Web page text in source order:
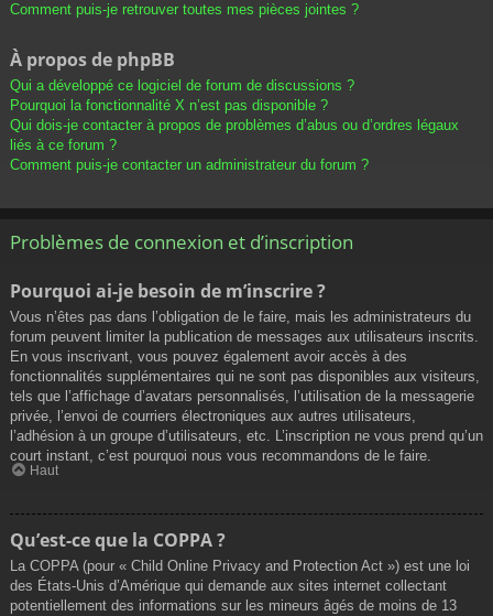
Comment puis-je retrouver toutes mes pièces jointes ?
À propos de phpBB
Qui a développé ce logiciel de forum de discussions ?
Pourquoi la fonctionnalité X n’est pas disponible ?
Qui dois-je contacter à propos de problèmes d’abus ou d’ordres légaux
liés à ce forum ?
Comment puis-je contacter un administrateur du forum ?
Problèmes de connexion et d’inscription
Pourquoi ai-je besoin de m’inscrire ?
Vous n’êtes pas dans l’obligation de le faire, mais les administrateurs du
forum peuvent limiter la publication de messages aux utilisateurs inscrits.
En vous inscrivant, vous pouvez également avoir accès à des
fonctionnalités supplémentaires qui ne sont pas disponibles aux visiteurs,
tels que l’affichage d’avatars personnalisés, l’utilisation de la messagerie
privée, l’envoi de courriers électroniques aux autres utilisateurs,
l’adhésion à un groupe d’utilisateurs, etc. L’inscription ne vous prend qu’un
court instant, c’est pourquoi nous vous recommandons de le faire.
Haut
Qu’est-ce que la COPPA ?
La COPPA (pour « Child Online Privacy and Protection Act ») est une loi
des États-Unis d’Amérique qui demande aux sites internet collectant
potentiellement des informations sur les mineurs âgés de moins de 13